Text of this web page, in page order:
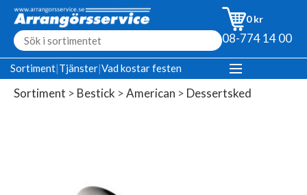
0 kr
08-774 14 00
Sortiment|Tjänster|Vad kostar festen
Sortiment > Bestick >American > Dessertsked